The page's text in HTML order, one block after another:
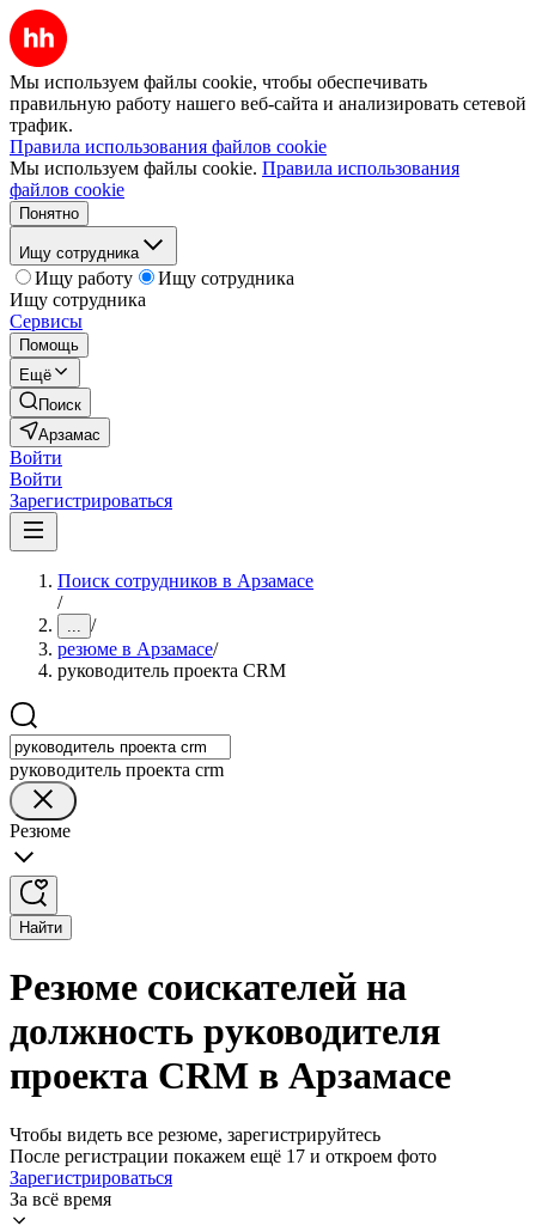
Мы используем файлы cookie, чтобы обеспечивать
правильную работу нашего веб-сайта и анализировать сетевой
трафик.
Правила использования файлов cookie
Мы используем файлы cookie. Правила использования
файлов cookie
Понятно
Ищу сотрудника
Ищу работу
Ищу сотрудника
Ищу сотрудника
Сервисы
Помощь
Ещё
Поиск
Арзамас
Войти
Войти
Зарегистрироваться
Поиск сотрудников в Арзамасе
/
... /
резюме в Арзамасе/
руководитель проекта CRM
руководитель проекта crm
Резюме
Найти
Резюме соискателей на
должность руководителя
проекта CRM в Арзамасе
Чтобы видеть все резюме, зарегистрируйтесь
После регистрации покажем ещё 17 и откроем фото
Зарегистрироваться
За всё время